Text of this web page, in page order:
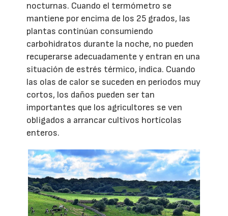
nocturnas. Cuando el termómetro se
mantiene por encima de los 25 grados, las
plantas continúan consumiendo
carbohidratos durante la noche, no pueden
recuperarse adecuadamente y entran en una
situación de estrés térmico, indica. Cuando
las olas de calor se suceden en periodos muy
cortos, los daños pueden ser tan
importantes que los agricultores se ven
obligados a arrancar cultivos hortícolas
enteros.